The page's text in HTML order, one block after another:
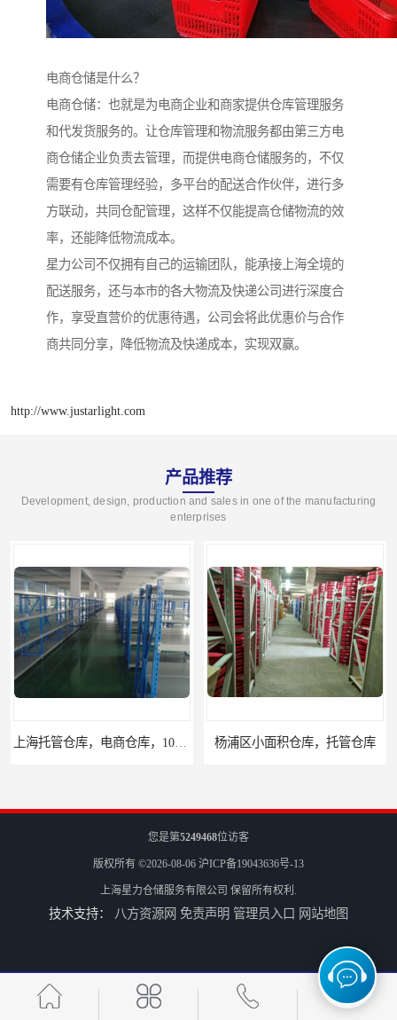
电商仓储是什么？
电商仓储：也就是为电商企业和商家提供仓库管理服务
和代发货服务的。让仓库管理和物流服务都由第三方电
商仓储企业负责去管理，而提供电商仓储服务的，不仅
需要有仓库管理经验，多平台的配送合作伙伴，进行多
方联动，共同仓配管理，这样不仅能提高仓储物流的效
率，还能降低物流成本。
星力公司不仅拥有自己的运输团队，能承接上海全境的
配送服务，还与本市的各大物流及快递公司进行深度合
作，享受直营价的优惠待遇，公司会将此优惠价与合作
商共同分享，降低物流及快递成本，实现双赢。
http://www.justarlight.com
产品推荐
Development, design, production and sales in one of the manufacturing
enterprises
杨浦区小面积仓库，托管仓库
宝山区小面积托管仓库，电商仓库
您是第5249468位访客
版权所有 ©2026-08-06 沪ICP备19043636号-13
上海星力仓储服务有限公司 保留所有权利.
技术支持： 八方资源网 免责声明 管理员入口 网站地图